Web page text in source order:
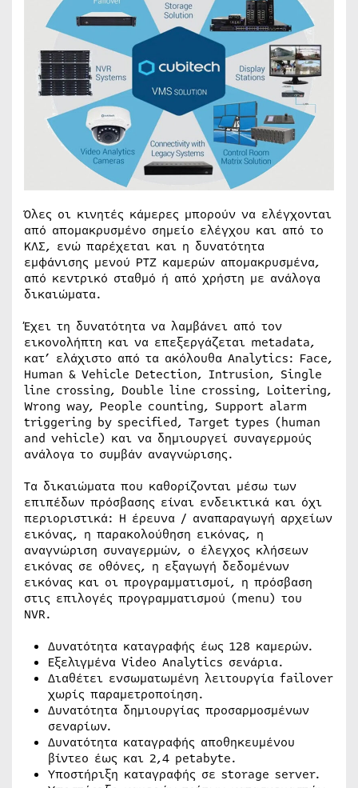
Όλες οι κινητές κάμερες μπορούν να ελέγχονται
από απομακρυσμένο σημείο ελέγχου και από το
ΚΛΣ, ενώ παρέχεται και η δυνατότητα
εμφάνισης μενού ΡΤΖ καμερών απομακρυσμένα,
από κεντρικό σταθμό ή από χρήστη με ανάλογα
δικαιώματα.
Έχει τη δυνατότητα να λαμβάνει από τον
εικονολήπτη και να επεξεργάζεται metadata,
κατ’ ελάχιστο από τα ακόλουθα Analytics: Face,
Human & Vehicle Detection, Intrusion, Single
line crossing, Double line crossing, Loitering,
Wrong way, People counting, Support alarm
triggering by specified, Target types (human
and vehicle) και να δημιουργεί συναγερμούς
ανάλογα το συμβάν αναγνώρισης.
Τα δικαιώματα που καθορίζονται μέσω των
επιπέδων πρόσβασης είναι ενδεικτικά και όχι
περιοριστικά: Η έρευνα / αναπαραγωγή αρχείων
εικόνας, η παρακολούθηση εικόνας, η
αναγνώριση συναγερμών, ο έλεγχος κλήσεων
εικόνας σε οθόνες, η εξαγωγή δεδομένων
εικόνας και οι προγραμματισμοί, η πρόσβαση
στις επιλογές προγραμματισμού (menu) του
NVR.
Δυνατότητα καταγραφής έως 128 καμερών.
Εξελιγμένα Video Analytics σενάρια.
Διαθέτει ενσωματωμένη λειτουργία failover
χωρίς παραμετροποίηση.
Δυνατότητα δημιουργίας προσαρμοσμένων
σεναρίων.
Δυνατότητα καταγραφής αποθηκευμένου
βίντεο έως και 2,4 petabyte.
Υποστήριξη καταγραφής σε storage server.